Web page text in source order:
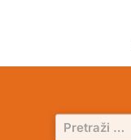
Pretraži: